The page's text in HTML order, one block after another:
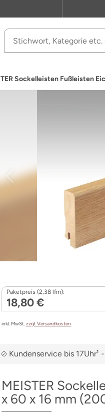
Sockelleisten Fußleisten
Paketpreis (2,38 lfm):
18,80 €
inkl. MwSt.zzgl. Versandkosten
Kundenservice bis 17Uhr¹
MEISTER
x 60 x 16 mm